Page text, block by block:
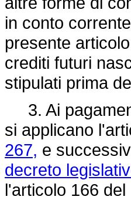
in conto
presente
crediti futuri
stipulati prima
3. Ai
si applicano
267, e
decreto
l'articolo 166